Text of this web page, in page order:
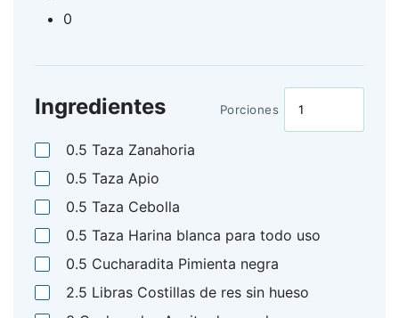
0
Ingredientes Porciones
0.5 Taza Zanahoria
0.5 Taza Apio
0.5 Taza Cebolla
0.5 Taza Harina blanca para todo uso
0.5 Cucharadita Pimienta negra
2.5 Libras Costillas de res sin hueso